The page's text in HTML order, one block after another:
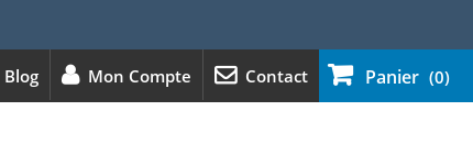
Panier (0)
Contact
Mon Compte
Blog